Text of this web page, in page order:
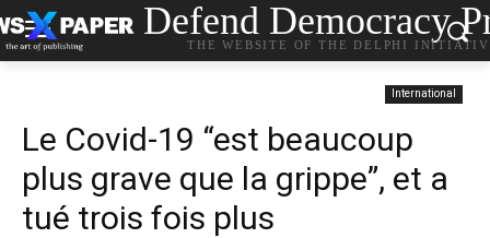
Defend Democracy
THE WEBSITE OF THE DELPHI
International
Le Covid-19 “est beaucoup
plus grave que la grippe”, et a
tué trois fois plus